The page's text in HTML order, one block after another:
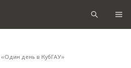
«Один день в КубГАУ»